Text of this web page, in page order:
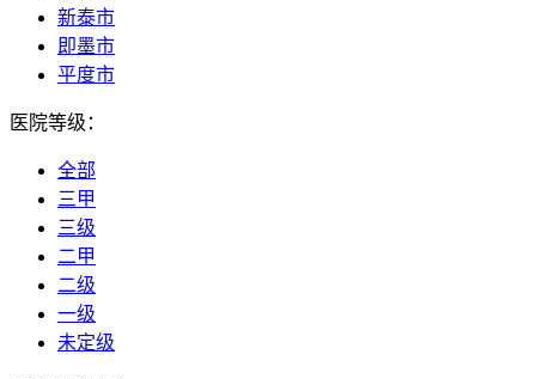
新泰市
即墨市
平度市
医院等级：
全部
三甲
三级
二甲
二级
一级
未定级